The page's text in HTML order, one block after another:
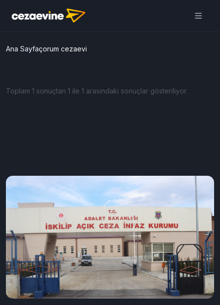
Ana Sayfaçorum cezaevi
Toplam 1 sonuçtan 1 ile 1 arasındaki sonuçlar gösteriliyor